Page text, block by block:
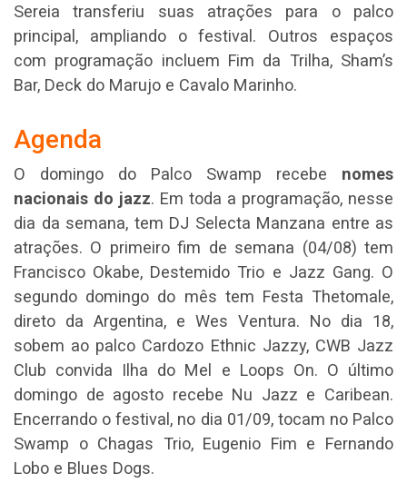
Sereia transferiu suas atrações para o palco
principal, ampliando o festival. Outros espaços
com programação incluem Fim da Trilha, Sham’s
Bar, Deck do Marujo e Cavalo Marinho.
Agenda
O domingo do Palco Swamp recebe nomes
nacionais do jazz. Em toda a programação, nesse
dia da semana, tem DJ Selecta Manzana entre as
atrações. O primeiro fim de semana (04/08) tem
Francisco Okabe, Destemido Trio e Jazz Gang. O
segundo domingo do mês tem Festa Thetomale,
direto da Argentina, e Wes Ventura. No dia 18,
sobem ao palco Cardozo Ethnic Jazzy, CWB Jazz
Club convida Ilha do Mel e Loops On. O último
domingo de agosto recebe Nu Jazz e Caribean.
Encerrando o festival, no dia 01/09, tocam no Palco
Swamp o Chagas Trio, Eugenio Fim e Fernando
Lobo e Blues Dogs.